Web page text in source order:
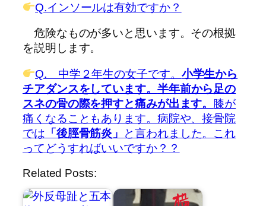
Q.インソールは有効ですか？
危険なものが多いと思います。その根拠
を説明します。
Q. 中学２年生の女子です。 小学生から
チアダンスをしています。 半年前から足の
スネの骨の際を押すと痛みが出ます。 膝が
痛くなることもあります。病院や、接骨院
では 「後脛骨筋炎」
と言われました。これ
ってどうすればいいですか？？
Related Posts: